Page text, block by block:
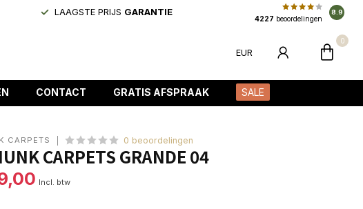
LAAGSTE PRIJS GARANTIE
4227 beoordelingen
8.9
EUR
0
CONTACT GRATIS AFSPRAAK SALE
CARPETS 0 beoordelingen
CARPETS GRANDE 04
Incl. btw